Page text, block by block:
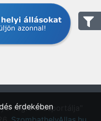
régió állásportálja"
érdekében